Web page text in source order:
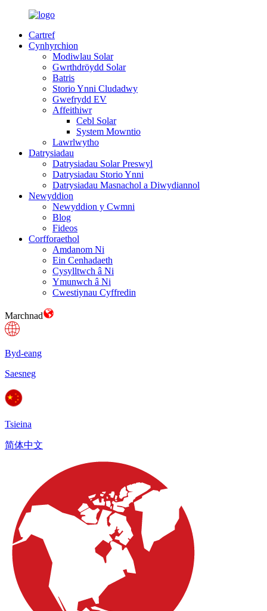
Cartref
Cynhyrchion
Modiwlau Solar
Gwrthdröydd Solar
Batris
Storio Ynni Cludadwy
Gwefrydd EV
Affeithiwr
Cebl Solar
System Mowntio
Lawrlwytho
Datrysiadau
Datrysiadau Solar Preswyl
Datrysiadau Storio Ynni
Datrysiadau Masnachol a Diwydiannol
Newyddion
Newyddion y Cwmni
Blog
Fideos
Corfforaethol
Amdanom Ni
Ein Cenhadaeth
Cysylltwch â Ni
Ymunwch â Ni
Cwestiynau Cyffredin
Marchnad
Byd-eang
Saesneg
Tsieina
简体中文